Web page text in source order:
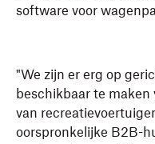
software voor
"We zijn er erg op
beschikbaar te maken
van
oorspronkelijke B2B-